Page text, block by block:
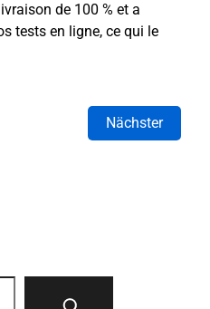
de 100 % et a
tests en ligne, ce qui le
Nächster